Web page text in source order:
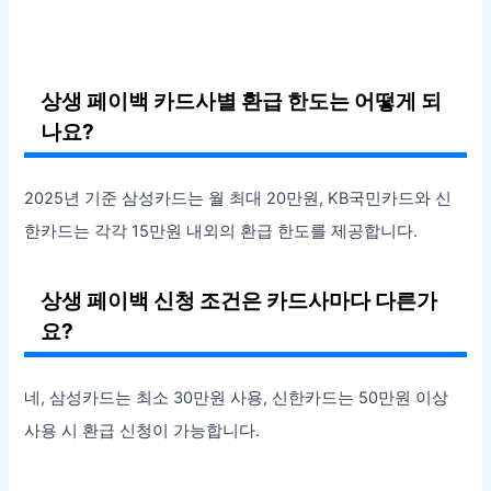
상생 페이백 카드사별 환급 한도는 어떻게 되
나요?
2025년 기준 삼성카드는 월 최대 20만원, KB국민카드와 신
한카드는 각각 15만원 내외의 환급 한도를 제공합니다.
상생 페이백 신청 조건은 카드사마다 다른가
요?
네, 삼성카드는 최소 30만원 사용, 신한카드는 50만원 이상
사용 시 환급 신청이 가능합니다.